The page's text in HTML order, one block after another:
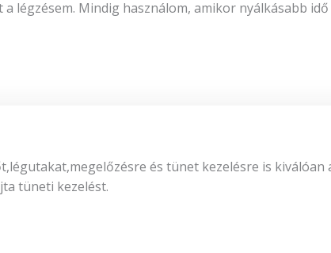
Mindig használom, amikor nyálkásabb
és tünet kezelésre is kiválóan
tüneti kezelést.